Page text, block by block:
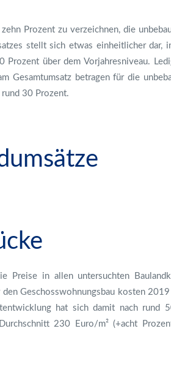
Prozent zu verzeichnen, die
stellt sich etwas einheitlicher dar,
über dem Vorjahresniveau.
Gesamtumsatz betragen für die
30 Prozent.
Preise in allen untersuchten
Geschosswohnungsbau kosten
hat sich damit nach
230 Euro/m² (+acht